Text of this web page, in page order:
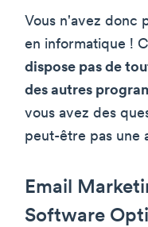
Vous n'avez donc
en informatique !
dispose pas de
des autres
vous avez des
peut-être pas une
Email
Software